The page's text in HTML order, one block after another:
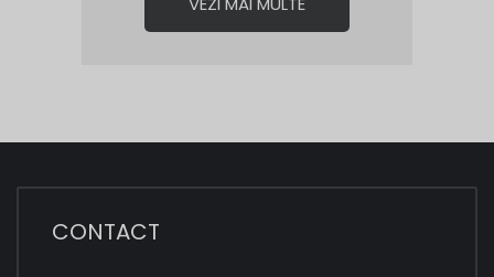
CONTACT